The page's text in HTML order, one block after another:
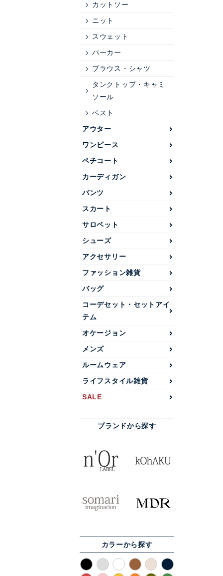
カットソー
ニット
スウェット
パーカー
ブラウス・シャツ
タンクトップ・キャミ
ソール
ベスト
アウター
ワンピース
ペチコート
カーディガン
パンツ
スカート
サロペット
シューズ
アクセサリー
ファッション雑貨
バッグ
コーデセット・セットアイ
テム
オケージョン
メンズ
ルームウェア
ライフスタイル雑貨
SALE
ブランドから探す
カラーから探す